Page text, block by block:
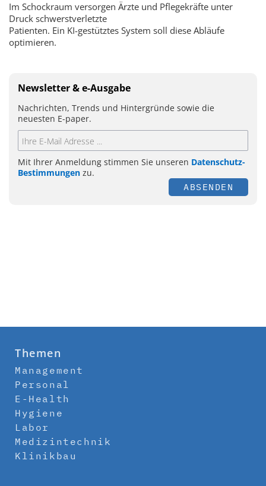
Im Schockraum versorgen Ärzte und Pflegekräfte unter
Druck schwerstverletzte
Patienten. Ein KI-gestütztes System soll diese Abläufe
optimieren.
Newsletter & e-Ausgabe
Nachrichten, Trends und Hintergründe sowie die
neuesten E-paper.
Mit Ihrer Anmeldung stimmen Sie unseren Datenschutz-
Bestimmungen zu.
ABSENDEN
Themen
Management
Personal
E-Health
Hygiene
Labor
Medizintechnik
Klinikbau